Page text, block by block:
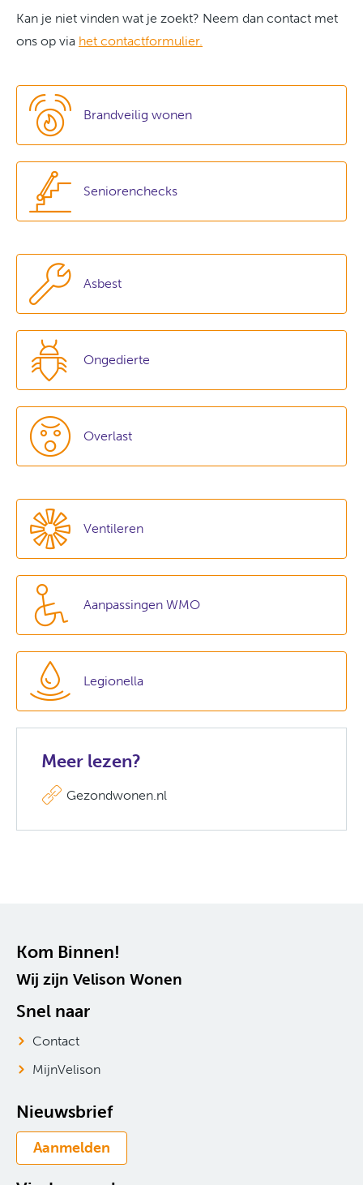
Kan je niet vinden wat je zoekt? Neem dan contact met
ons op via het contactformulier.
Brandveilig wonen
Seniorenchecks
Asbest
Ongedierte
Overlast
Ventileren
Aanpassingen WMO
Legionella
Meer lezen?
Gezondwonen.nl
Contactinformatie
Kom Binnen!
Wij zijn Velison Wonen
Snel naar
Contact
MijnVelison
Nieuwsbrief
Aanmelden